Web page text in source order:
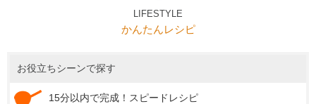
LIFESTYLE
かんたんレシピ
お役立ちシーンで探す
15分以内で完成！スピードレシピ